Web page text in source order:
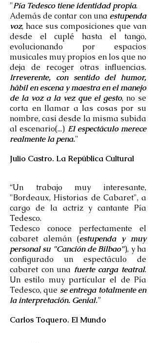
"Pía Tedesco tiene identidad propia.
Además de contar con una estupenda
voz, hace sus composiciones que van
desde el cuplé hasta el tango,
evolucionando por espacios
musicales muy propios en los que no
deja de recoger otras influencias.
Irreverente, con sentido del humor,
hábil en escena y maestra en el manejo
de la voz a la vez que el gesto, no se
corta en llamar a las cosas por su
nombre, casi desde la misma subida
al escenario(...) El espectáculo merece
realmente la pena."
Julio Castro. La República Cultural
“Un trabajo muy interesante,
"Bordeaux, Historias de Cabaret", a
cargo de la actriz y cantante Pía
Tedesco.
Tedesco conoce perfectamente el
cabaret alemán (estupenda y muy
personal su "Canción de Bilbao"), y ha
configurado un espectáculo de
cabaret con una fuerte carga teatral.
Un estilo muy partícular el de Pía
Tedesco, que se entrega totalmente en
la interpretación. Genial.”
Carlos Toquero. El Mundo